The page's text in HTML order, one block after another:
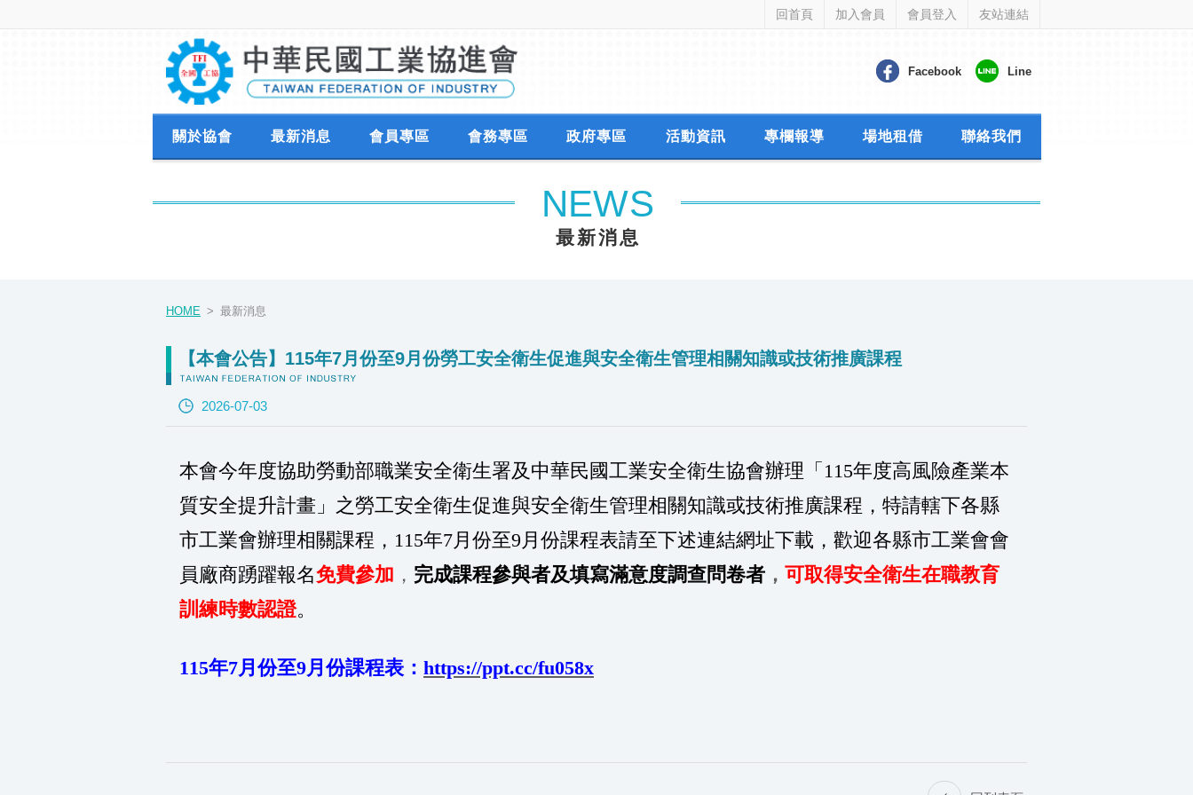
回首頁 加入會員 會員登入 友站連結
Facebook Line
關於協會 最新消息 會員專區 會務專區 政府專區 活動資訊 專欄報導 場地租借 聯絡我們
NEWS
最新消息
HOME 最新消息
【本會公告】115年7月份至9月份勞工安全衛生促進與安全衛生管理相關知識或技術推廣課程
2026-07-03
本會今年度協助勞動部職業安全衛生署及中華民國工業安全衛生協會辦理「115年度高風險產業本
質安全提升計畫」之勞工安全衛生促進與安全衛生管理相關知識或技術推廣課程 ，特請轄下各縣
市工業會辦理相關課程，115年7月份至9月份課程表請至下述連結網址下載，歡迎各縣市工業會會
員廠商踴躍報名免費參加 ， 完成課程參與者及填寫滿意度調查問卷者 ， 可取得安全衛生在職教育
訓練時數認證。
115年7月份至9月份課程表： https://ppt.cc/fu058x